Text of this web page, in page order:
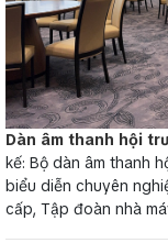
Dàn âm thanh hội
kế: Bộ dàn âm thanh
biểu diễn chuyên
cấp, Tập đoàn nhà